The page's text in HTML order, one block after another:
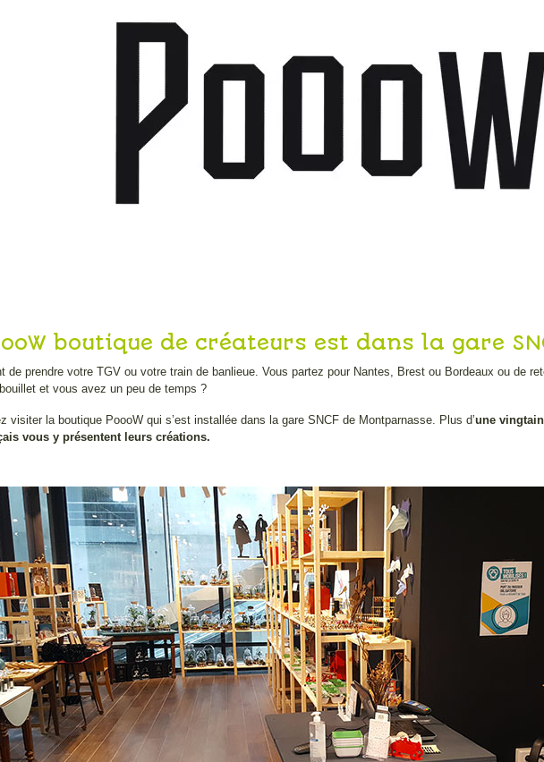
boutique de créateurs est dans la gare
de prendre votre TGV ou votre train de banlieue. Vous partez pour Nantes, Brest ou Bordeaux ou de
et vous avez un peu de temps ?
visiter la boutique PoooW qui s’est installée dans la gare SNCF de Montparnasse. Plus d’une
vous y présentent leurs créations.